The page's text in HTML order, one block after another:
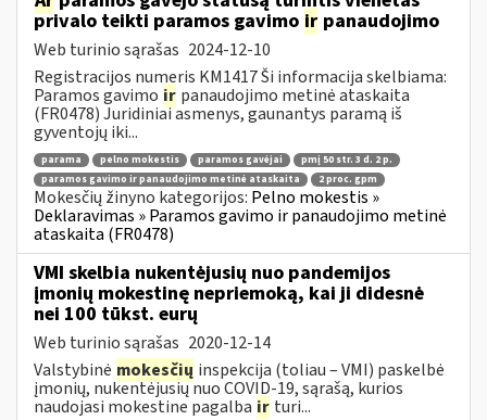
privalo teikti paramos gavimo ir panaudojimo
Web turinio sąrašas 2024-12-10
Registracijos numeris KM1417 Ši informacija skelbiama:
Paramos gavimo ir panaudojimo metinė ataskaita
(FR0478) Juridiniai asmenys, gaunantys paramą iš
gyventojų iki...
parama pelno mokestis paramos gavėjai
pmį 50 str. 3 d. 2 p.
paramos gavimo ir panaudojimo metinė ataskaita
2 proc. gpm
Mokesčių žinyno kategorijos: Pelno mokestis »
Deklaravimas » Paramos gavimo ir panaudojimo metinė
ataskaita (FR0478)
VMI skelbia nukentėjusių nuo pandemijos
įmonių mokestinę nepriemoką, kai ji didesnė
nei 100 tūkst. eurų
Web turinio sąrašas 2020-12-14
Valstybinė mokesčių inspekcija (toliau – VMI) paskelbė
įmonių, nukentėjusių nuo COVID-19, sąrašą, kurios
naudojasi mokestine pagalba ir turi...